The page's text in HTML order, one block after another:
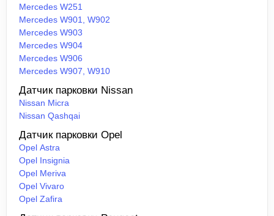
Mercedes W251
Mercedes W901, W902
Mercedes W903
Mercedes W904
Mercedes W906
Mercedes W907, W910
Датчик парковки Nissan
Nissan Micra
Nissan Qashqai
Датчик парковки Opel
Opel Astra
Opel Insignia
Opel Meriva
Opel Vivaro
Opel Zafira